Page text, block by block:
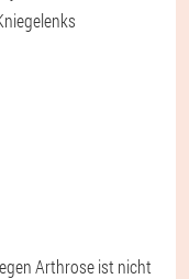
Arthrose ist nicht